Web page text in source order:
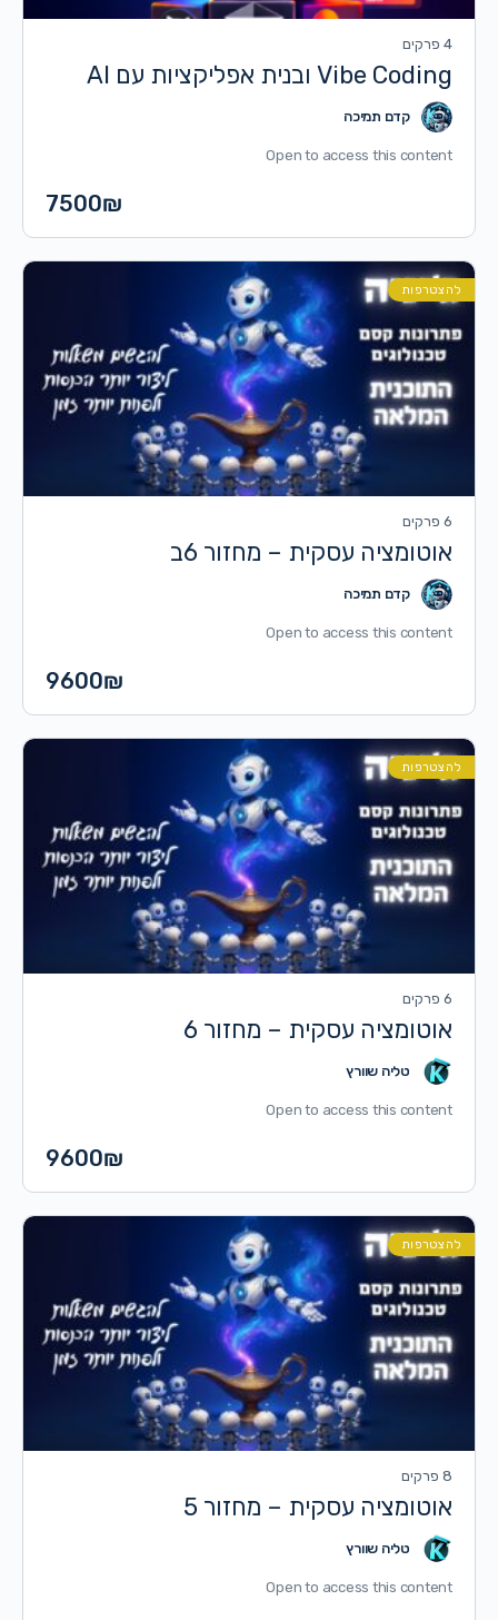
4 פרקים
Vibe Coding ובנית אפליקציות עם AI
קדם תמיכה
Open to access this content
₪
7500
להצטרפות
6 פרקים
אוטומציה עסקית – מחזור 6ב
קדם תמיכה
Open to access this content
₪
9600
להצטרפות
6 פרקים
אוטומציה עסקית – מחזור 6
טליה שוורץ
Open to access this content
₪
9600
להצטרפות
8 פרקים
אוטומציה עסקית – מחזור 5
טליה שוורץ
Open to access this content